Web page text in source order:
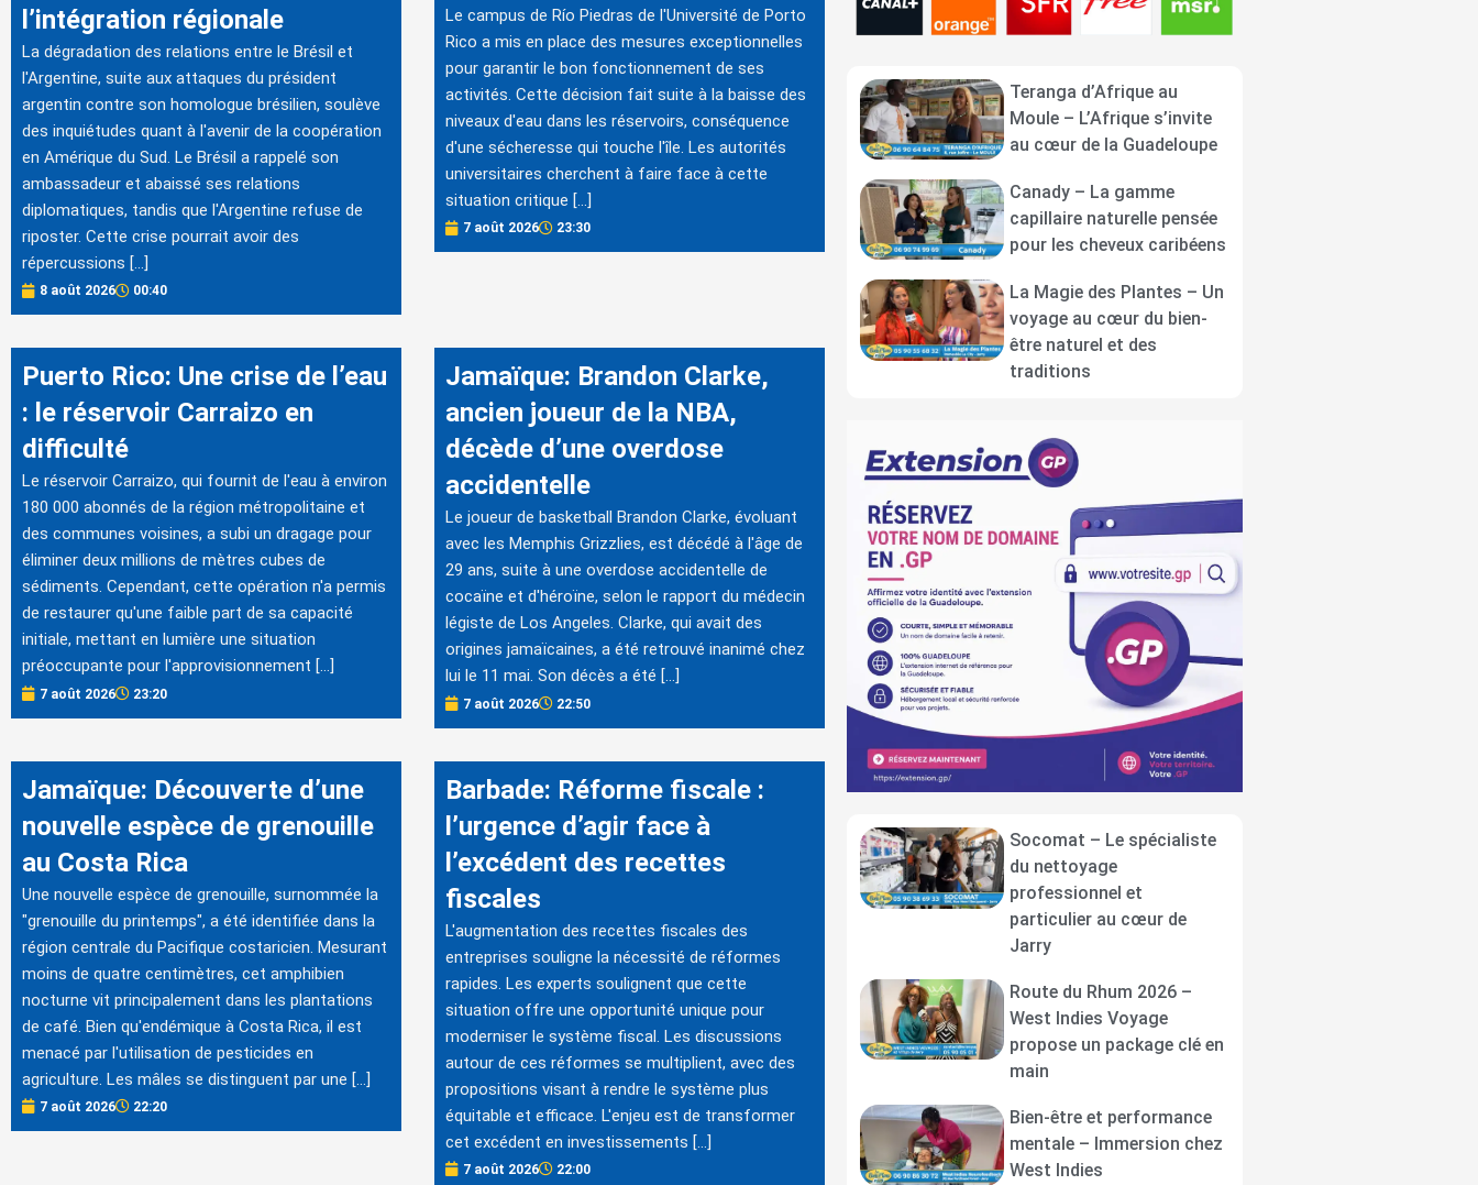
l’intégration régionale
La dégradation des relations entre le Brésil et
l'Argentine, suite aux attaques du président
argentin contre son homologue brésilien, soulève
des inquiétudes quant à l'avenir de la coopération
en Amérique du Sud. Le Brésil a rappelé son
ambassadeur et abaissé ses relations
diplomatiques, tandis que l'Argentine refuse de
riposter. Cette crise pourrait avoir des
répercussions […]
8 août 2026 00:40
Le campus de Río Piedras de l'Université de Porto
Rico a mis en place des mesures exceptionnelles
pour garantir le bon fonctionnement de ses
activités. Cette décision fait suite à la baisse des
niveaux d'eau dans les réservoirs, conséquence
d'une sécheresse qui touche l'île. Les autorités
universitaires cherchent à faire face à cette
situation critique […]
7 août 2026 23:30
Puerto Rico: Une crise de l’eau
: le réservoir Carraizo en
difficulté
Le réservoir Carraizo, qui fournit de l'eau à environ
180 000 abonnés de la région métropolitaine et
des communes voisines, a subi un dragage pour
éliminer deux millions de mètres cubes de
sédiments. Cependant, cette opération n'a permis
de restaurer qu'une faible part de sa capacité
initiale, mettant en lumière une situation
préoccupante pour l'approvisionnement […]
7 août 2026 23:20
Jamaïque: Brandon Clarke,
ancien joueur de la NBA,
décède d’une overdose
accidentelle
Le joueur de basketball Brandon Clarke, évoluant
avec les Memphis Grizzlies, est décédé à l'âge de
29 ans, suite à une overdose accidentelle de
cocaïne et d'héroïne, selon le rapport du médecin
légiste de Los Angeles. Clarke, qui avait des
origines jamaïcaines, a été retrouvé inanimé chez
lui le 11 mai. Son décès a été […]
7 août 2026 22:50
Jamaïque: Découverte d’une
nouvelle espèce de grenouille
au Costa Rica
Une nouvelle espèce de grenouille, surnommée la
"grenouille du printemps", a été identifiée dans la
région centrale du Pacifique costaricien. Mesurant
moins de quatre centimètres, cet amphibien
nocturne vit principalement dans les plantations
de café. Bien qu'endémique à Costa Rica, il est
menacé par l'utilisation de pesticides en
agriculture. Les mâles se distinguent par une […]
7 août 2026 22:20
Barbade: Réforme fiscale :
l’urgence d’agir face à
l’excédent des recettes
fiscales
L'augmentation des recettes fiscales des
entreprises souligne la nécessité de réformes
rapides. Les experts soulignent que cette
situation offre une opportunité unique pour
moderniser le système fiscal. Les discussions
autour de ces réformes se multiplient, avec des
propositions visant à rendre le système plus
équitable et efficace. L'enjeu est de transformer
cet excédent en investissements […]
7 août 2026 22:00
Teranga d’Afrique au
Moule – L’Afrique s’invite
au cœur de la Guadeloupe
Canady – La gamme
capillaire naturelle pensée
pour les cheveux caribéens
La Magie des Plantes – Un
voyage au cœur du bien-
être naturel et des
traditions
Socomat – Le spécialiste
du nettoyage
professionnel et
particulier au cœur de
Jarry
Route du Rhum 2026 –
West Indies Voyage
propose un package clé en
main
Bien-être et performance
mentale – Immersion chez
West Indies